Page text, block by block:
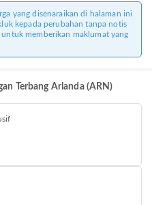
yang disenaraikan di halaman ini
kepada perubahan tanpa notis
memberikan maklumat yang
Terbang Arlanda (ARN)